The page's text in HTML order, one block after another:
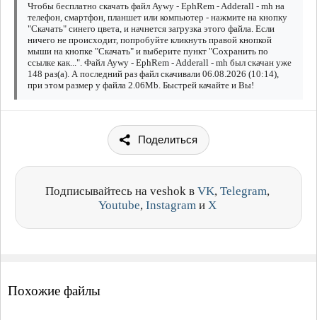
Чтобы бесплатно скачать файл Aywy - EphRem - Adderall - mh на
телефон, смартфон, планшет или компьютер - нажмите на кнопку
"Скачать" синего цвета, и начнется загрузка этого файла. Если
ничего не происходит, попробуйте кликнуть правой кнопкой
мыши на кнопке "Скачать" и выберите пункт "Сохранить по
ссылке как...". Файл Aywy - EphRem - Adderall - mh был скачан уже
148 раз(а). А последний раз файл скачивали 06.08.2026 (10:14),
при этом размер у файла 2.06Mb. Быстрей качайте и Вы!
Поделиться
Подписывайтесь на veshok в VK, Telegram,
Youtube, Instagram и X
Похожие файлы